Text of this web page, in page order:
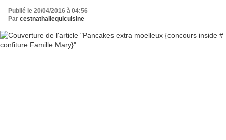
Publié le 20/04/2016 à 04:56
Par cestnathaliequicuisine